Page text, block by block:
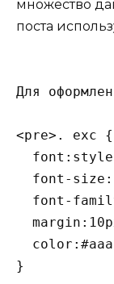
множество
поста
Для
<pre>. exc {
font-
font-
}